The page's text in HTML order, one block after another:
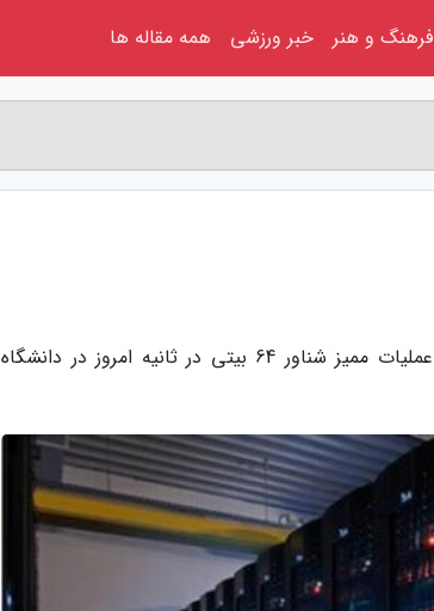
به گزارش علی آباد جدید، ابررایانه سیمرغ با ظرفیت یک میلیارد عملیات ممیز شناور 64 بیتی در ثانیه امروز در دانشگاه
فرهنگ و هنر خبر ورزشی همه مقاله ها